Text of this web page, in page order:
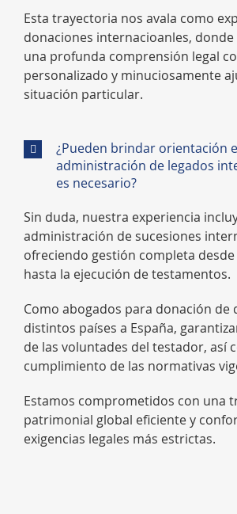
Esta trayectoria nos avala como
donaciones internacioanles,
una profunda comprensión legal
personalizado y minuciosamente
situación particular.
¿Pueden brindar orientación
administración de legados
es necesario?
Sin duda, nuestra experiencia
administración de sucesiones
ofreciendo gestión completa
hasta la ejecución de testamentos.
Como abogados para donación de
distintos países a España,
de las voluntades del testador, así
cumplimiento de las normativas
Estamos comprometidos con una
patrimonial global eficiente y
exigencias legales más estrictas.